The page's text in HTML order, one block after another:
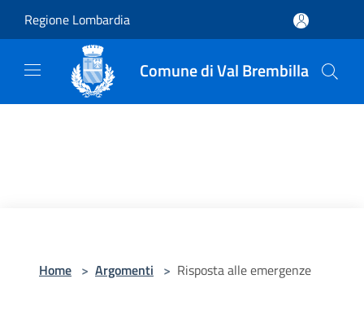
Regione Lombardia
Comune di Val Brembilla
Home > Argomenti > Risposta alle emergenze